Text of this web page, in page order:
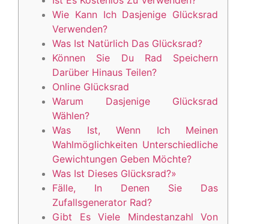
Wie Kann Ich Dasjenige Glücksrad
Verwenden?
Was Ist Natürlich Das Glücksrad?
Können Sie Du Rad Speichern
Darüber Hinaus Teilen?
Online Glücksrad
Warum Dasjenige Glücksrad
Wählen?
Was Ist, Wenn Ich Meinen
Wahlmöglichkeiten Unterschiedliche
Gewichtungen Geben Möchte?
Was Ist Dieses Glücksrad?»
Fälle, In Denen Sie Das
Zufallsgenerator Rad?
Gibt Es Viele Mindestanzahl Von